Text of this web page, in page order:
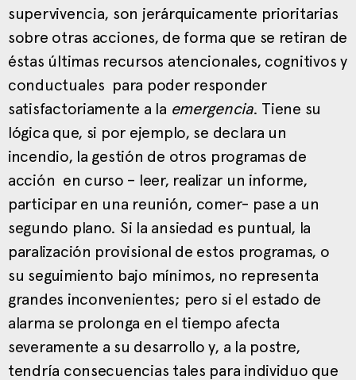
supervivencia, son jerárquicamente prioritarias
sobre otras acciones, de forma que se retiran de
éstas últimas recursos atencionales, cognitivos y
conductuales para poder responder
satisfactoriamente a la emergencia. Tiene su
lógica que, si por ejemplo, se declara un
incendio, la gestión de otros programas de
acción en curso – leer, realizar un informe,
participar en una reunión, comer- pase a un
segundo plano. Si la ansiedad es puntual, la
paralización provisional de estos programas, o
su seguimiento bajo mínimos, no representa
grandes inconvenientes; pero si el estado de
alarma se prolonga en el tiempo afecta
severamente a su desarrollo y, a la postre,
tendría consecuencias tales para individuo que